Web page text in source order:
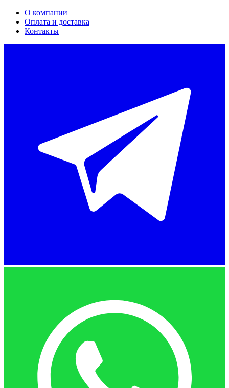
О компании
Оплата и доставка
Контакты